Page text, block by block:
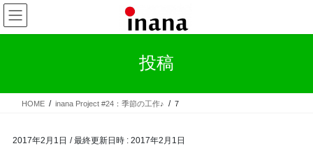
コ
ン
テ
ス
ナ
ビ
ゲ
ン
投稿
HOME inana Project #24：季節の工作♪ 7
2017年2月1日 / 最終更新日時 : 2017年2月1日